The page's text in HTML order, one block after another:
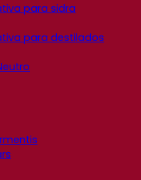
para sidra
para destilados